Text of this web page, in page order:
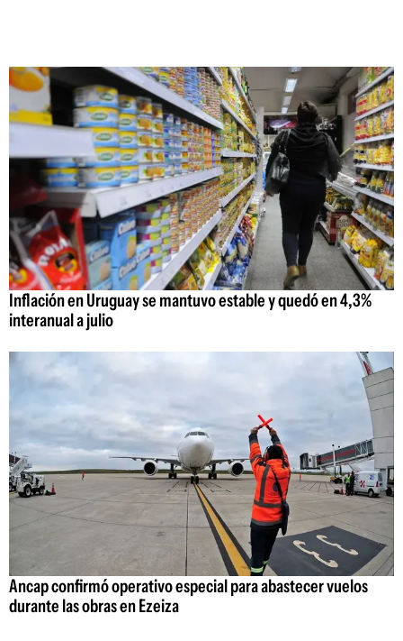
Inflación en Uruguay se mantuvo estable y quedó en 4,3%
interanual a julio
Ancap confirmó operativo especial para abastecer vuelos
durante las obras en Ezeiza